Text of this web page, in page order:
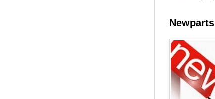
Newparts